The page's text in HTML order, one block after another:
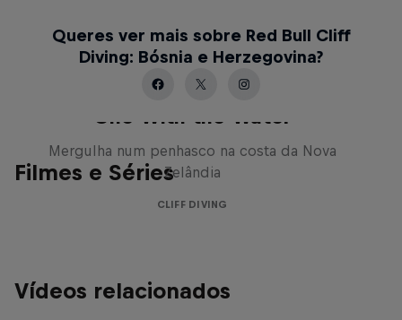
Queres ver mais sobre Red Bull Cliff
Diving: Bósnia e Herzegovina?
Filmes e Séries
One With the Water
Mergulha num penhasco na costa da Nova
Zelândia
CLIFF DIVING
Vídeos relacionados